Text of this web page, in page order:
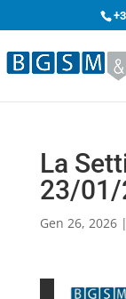
La
23/01/
Gen 26, 2026|